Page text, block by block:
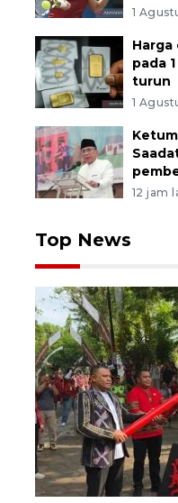
1
Harga
pada
turun
1
12 jam
Top News